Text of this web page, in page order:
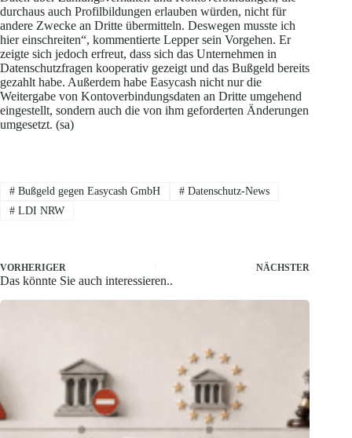
durchaus auch Profilbildungen erlauben würden, nicht für
andere Zwecke an Dritte übermitteln. Deswegen musste ich
hier einschreiten“, kommentierte Lepper sein Vorgehen. Er
zeigte sich jedoch erfreut, dass sich das Unternehmen in
Datenschutzfragen kooperativ gezeigt und das Bußgeld bereits
gezahlt habe. Außerdem habe Easycash nicht nur die
Weitergabe von Kontoverbindungsdaten an Dritte umgehend
eingestellt, sondern auch die von ihm geforderten Änderungen
umgesetzt. (sa)
#Bußgeld gegen Easycash GmbH #Datenschutz-News
#LDI NRW
VORHERIGER NÄCHSTER
Das könnte Sie auch interessieren..